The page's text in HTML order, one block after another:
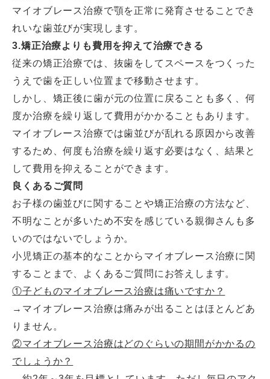
マイオブレース治療で顎を正常に発育させることでき
れいな歯並びが実現します。
3.矯正治療よりも費用を抑えて治療できる
従来の矯正治療では、抜歯をしてスペースをつくった
うえで歯を正しい位置まで移動させます。
しかし、矯正後に歯が元の位置に戻ることも多く、何
度か治療を繰り返して費用がかかることもあります。
マイオブレース治療では歯並びが乱れる原因から改善
するため、何度も治療を繰り返す必要はなく、結果と
して費用を抑えることができます。
良くあるご質問
お子様の歯並びに関することや矯正治療の方法など、
不明なことが多いため不安を感じている親御さんも多
いのではないでしょうか。
小児矯正の基本的なことからマイオブレース治療に関
することまで、よくあるご質問にお答えします。
①子どものマイオブレース治療は痛いですか？
→マイオブレース治療は痛みが出ることはほとんどあ
りません。
②マイオブレース治療はどのぐらいの期間がかかるの
でしょうか？